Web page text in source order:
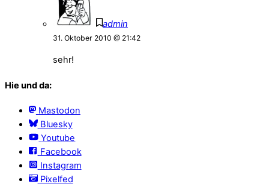
admin
31. Oktober 2010 @ 21:42
sehr!
Hie und da:
Mastodon
Bluesky
Youtube
Facebook
Instagram
Pixelfed